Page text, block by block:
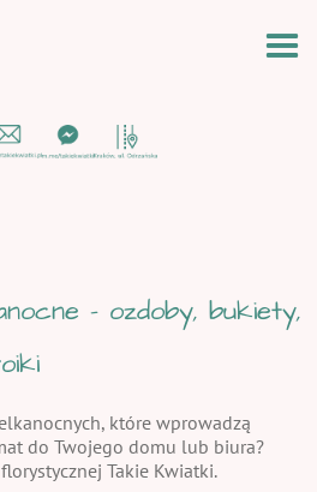
- ozdoby, bukiety,
które wprowadzą
do Twojego domu lub biura?
Takie Kwiatki.